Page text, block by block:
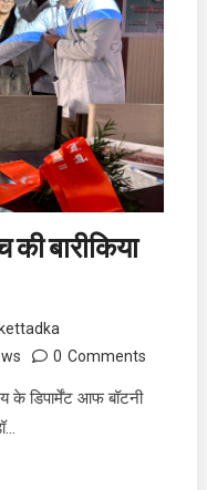
की बारीकिया
0 Comments
के डिपार्मेंट आफ बॉटनी